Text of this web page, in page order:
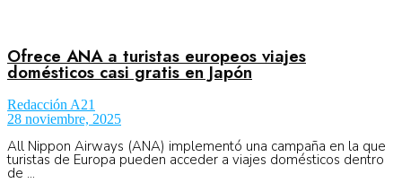
Ofrece ANA a turistas europeos viajes
domésticos casi gratis en Japón
Redacción A21
28 noviembre, 2025
All Nippon Airways (ANA) implementó una campaña en la que
turistas de Europa pueden acceder a viajes domésticos dentro
de ...